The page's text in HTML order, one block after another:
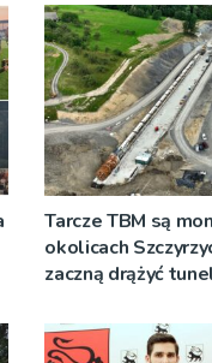
Tarcze TBM są
okolicach
zaczną drążyć